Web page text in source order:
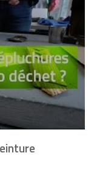
COP 21